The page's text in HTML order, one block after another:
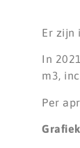
Er zijn
In
m3,
Per